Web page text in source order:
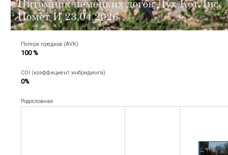
Потеря предков (AVK)
100 %
COI (коэффициент инбридинга)
0%
Родословная